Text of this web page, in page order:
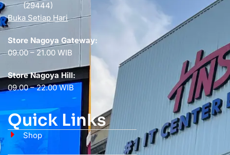
(29444)
Buka Setiap Hari
Store Nagoya Gateway:
09.00 – 21.00 WIB
Store Nagoya Hill:
09.00 – 22.00 WIB
Quick Links
Shop